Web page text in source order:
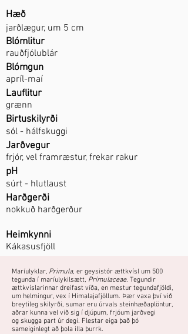
Hæð
jarðlægur, um 5 cm​
Blómlitur
rauðfjólublár
Blómgun
apríl-maí
Lauflitur
grænn
Birtuskilyrði
sól - hálfskuggi
Jarðvegur
frjór, vel framræstur, frekar rakur
pH
súrt - hlutlaust
Harðgerði
nokkuð harðgerður
Heimkynni
Kákasusfjöll
Maríulyklar, Primula, er geysistór ættkvísl um 500
tegunda í maríulykilsætt, Primulaceae. Tegundir
ættkvíslarinnar dreifast víða, en mestur tegundafjöldi,
um helmingur, vex í Himalajafjöllum. Þær vaxa því við
breytileg skilyrði, sumar eru úrvals steinhæðaplöntur,
aðrar kunna vel við sig í djúpum, frjóum jarðvegi
og skugga part úr degi. Flestar eiga það þó
sameiginlegt að þola illa þurrk.